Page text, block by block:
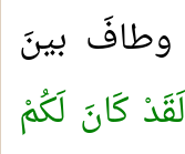
وطافَ بينَ
لَقَدْ كَانَ لَكُمْ